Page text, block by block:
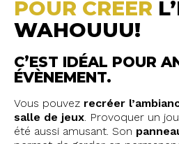
POUR CRÉER
WAHOUUU!
C’EST IDÉAL POUR
ÉVÈNEMENT.
Vous pouvez recréer
salle de jeux . Provoquer un
été aussi amusant. Son